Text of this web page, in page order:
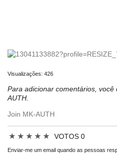
Visualizações: 426
Para adicionar comentários,
AUTH.
Join MK-AUTH
★ ★ ★ ★ ★ VOTOS 0
Enviar-me um email quando as pessoas